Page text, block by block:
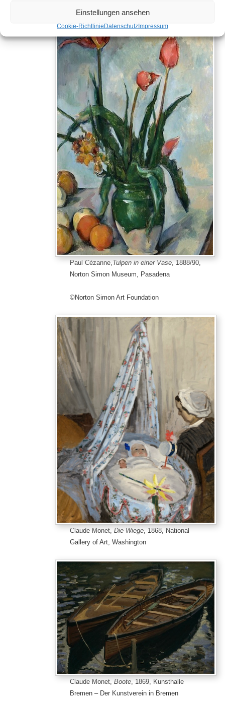
Einstellungen ansehen
Cookie-RichtlinieDatenschutzImpressum
Paul Cézanne,Tulpen in einer Vase, 1888/90,
Norton Simon Museum, Pasadena
©Norton Simon Art Foundation
Claude Monet, Die Wiege, 1868, National
Gallery of Art, Washington
Claude Monet, Boote, 1869, Kunsthalle
Bremen – Der Kunstverein in Bremen